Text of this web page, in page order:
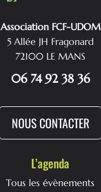
Association FCF-UDOM
5 Allée JH Fragonard
72100 LE MANS
06 74 92 38 36
NOUS CONTACTER
L’agenda
Tous les évènements